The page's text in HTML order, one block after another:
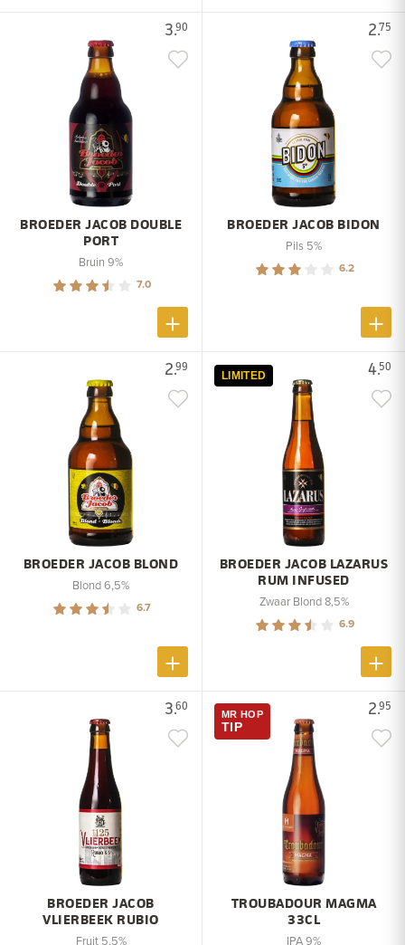
3.90
BROEDER JACOB DOUBLE
PORT
Bruin 9%
7.0
2.75
BROEDER JACOB BIDON
Pils 5%
6.2
2.99
BROEDER JACOB BLOND
Blond 6,5%
6.7
4.50
LIMITED
BROEDER JACOB LAZARUS
RUM INFUSED
Zwaar Blond 8,5%
6.9
3.60
BROEDER JACOB
VLIERBEEK RUBIO
Fruit 5,5%
2.95
MR HOP
TIP
TROUBADOUR MAGMA
33CL
IPA 9%